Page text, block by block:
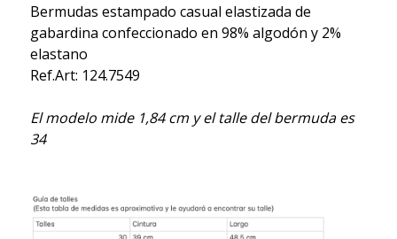
Bermudas estampado casual elastizada de
gabardina confeccionado en 98% algodón y 2%
elastano
Ref.Art: 124.7549
El modelo mide 1,84 cm y el talle del bermuda es
34